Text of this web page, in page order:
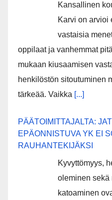
Kansallinen
Karvi on arvioi
vastaisia
oppilaat ja vanhemmat
mukaan kiusaamisen
henkilöstön sitoutuminen
tärkeää. Vaikka [...]
PÄÄTOIMITTAJALTA:
EPÄONNISTUVA YK EI
RAUHANTEKIJÄKSI
Kyvyttömyys,
oleminen sekä
katoaminen